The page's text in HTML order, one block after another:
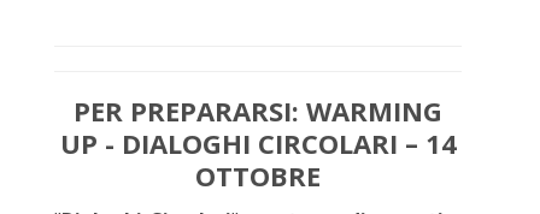
PER PREPARARSI: WARMING
UP - DIALOGHI CIRCOLARI – 14
OTTOBRE